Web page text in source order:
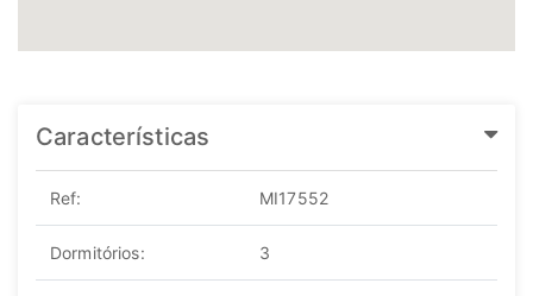
Características
Ref: MI17552
Dormitórios: 3